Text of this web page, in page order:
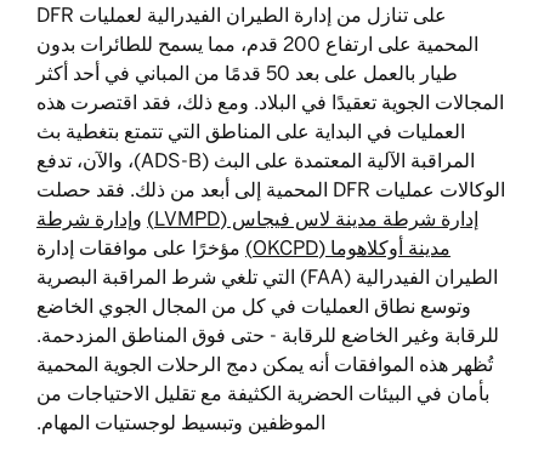
على تنازل من إدارة الطيران الفيدرالية لعمليات DFR
المحمية على ارتفاع 200 قدم، مما يسمح للطائرات بدون
طيار بالعمل على بعد 50 قدمًا من المباني في أحد أكثر
المجالات الجوية تعقيدًا في البلاد. ومع ذلك، فقد اقتصرت هذه
العمليات في البداية على المناطق التي تتمتع بتغطية بث
المراقبة الآلية المعتمدة على البث (ADS-B)، والآن، تدفع
الوكالات عمليات DFR المحمية إلى أبعد من ذلك. فقد حصلت
إدارة شرطة مدينة لاس فيجاس (LVMPD)
وإدارة شرطة
مدينة أوكلاهوما (OKCPD)
مؤخرًا على موافقات إدارة
الطيران الفيدرالية (FAA) التي تلغي شرط المراقبة البصرية
وتوسع نطاق العمليات في كل من المجال الجوي الخاضع
للرقابة وغير الخاضع للرقابة - حتى فوق المناطق المزدحمة.
تُظهر هذه الموافقات أنه يمكن دمج الرحلات الجوية المحمية
بأمان في البيئات الحضرية الكثيفة مع تقليل الاحتياجات من
الموظفين وتبسيط لوجستيات المهام.